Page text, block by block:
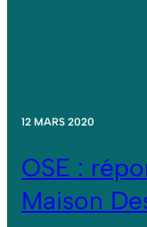
12 MARS 2020
OSE :
Maison